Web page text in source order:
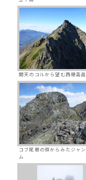
間天のコルから望む西穂高岳
コブ尾根の頭からみたジャ
ム